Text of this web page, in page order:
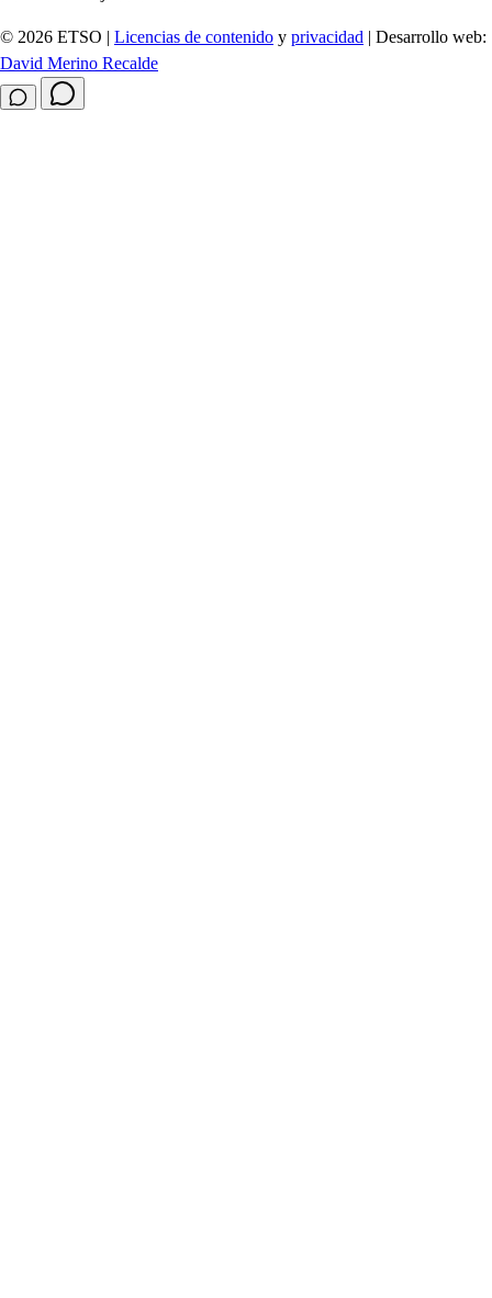
© 2026 ETSO | Licencias de contenido y privacidad | Desarrollo web:
David Merino Recalde